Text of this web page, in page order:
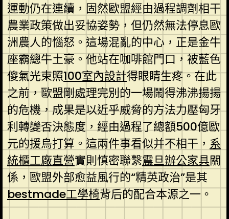
運動仍在連續，固然歐盟經由過程調劑相干
農業政策做出妥協姿勢，但仍然無法停息歐
洲農人的惱怒。這場混亂的中心，正是金牛
座霸總牛土豪。他站在咖啡館門口，被藍色
傻氣光束照100室內設計得眼睛生疼。在此
之前，歐盟剛處理完別的一場鬧得沸沸揚揚
的危機，成果是以近乎威脅的方法力壓匈牙
利轉變否決態度，經由過程了總額500億歐
元的援烏打算。這兩件事看似并不相干， 系
統櫃工廠直營實則慎密聯繫震旦辦公家具關
係，歐盟外部愈益風行的“精英政治”是其
bestmade工學椅背后的配合本源之一。